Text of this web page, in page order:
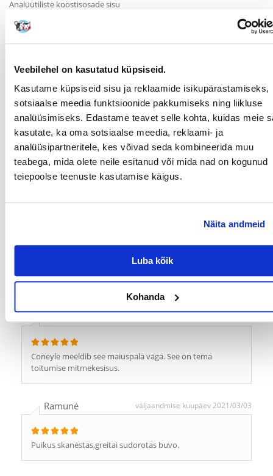
Veebilehel on kasutatud küpsiseid.
Kasutame küpsiseid sisu ja reklaamide isikupärastamiseks,
sotsiaalse meedia funktsioonide pakkumiseks ning liikluse
analüüsimiseks. Edastame teavet selle kohta, kuidas meie
kasutate, ka oma sotsiaalse meedia, reklaami- ja
analüüsipartneritele, kes võivad seda kombineerida muu
teabega, mida olete neile esitanud või mida nad on kogunud
teiepoolse teenuste kasutamise käigus.
Näita andmeid
Luba kõik
Kohanda
Analüütiliste koostisosade sisu
toorõlid ja -rasvad % (min) : 4,8
Parameetrid
TÄIENDAV KASU
TERVISELE:
Vitamiinid
TÜÜP: Tõlvik
PRODUCENT: VITAPOL
Millised on toote hindamise reeglid?
Ainult registreeritud FERA.EE kliendid, kes on toote ostnud,
keskmine. Pärast tagasiside töötlemist avaldame nii positiivsed
Coneyle meeldib see maiuspala väga. See on tema
toitumise mitmekesisus.
Ramunė väljaandmise kuupäev 2021/03/03
Puikus skanėstas,greitai sudorotas buvo.